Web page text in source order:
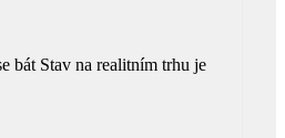
bát Stav na realitním trhu je